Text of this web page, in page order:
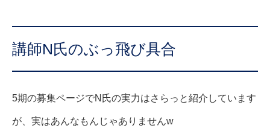
講師N氏のぶっ飛び具合
5期の募集ページでN氏の実力はさらっと紹介しています
が、実はあんなもんじゃありませんw